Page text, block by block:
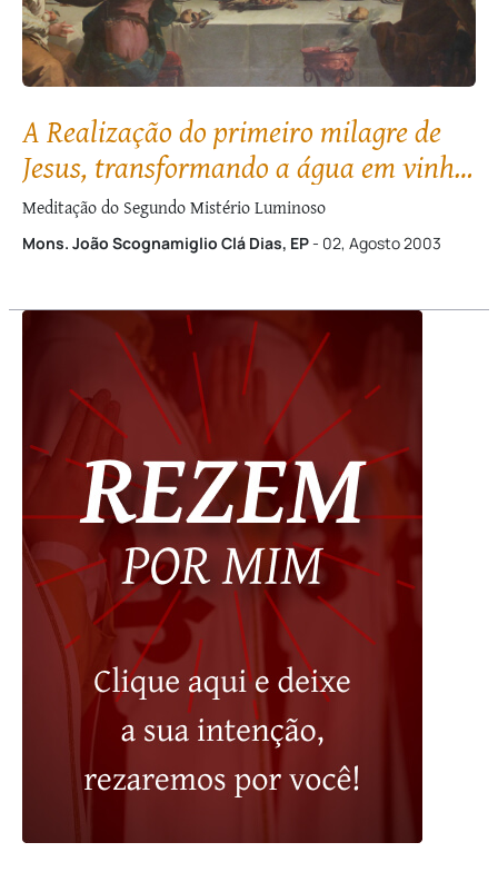
A Realização do primeiro milagre de
Jesus, transformando a água em vinho,
nas Bodas de Caná
Meditação do Segundo Mistério Luminoso
Mons. João Scognamiglio Clá Dias, EP- 02, Agosto 2003